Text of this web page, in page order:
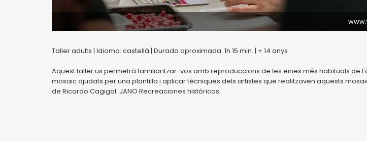
Taller adults | Idioma: castellà | Durada aproximada: 1h 15 min. | + 14 anys
Aquest taller us permetrà familiaritzar-vos amb reproduccions de les eines més habituals de
mosaic ajudats per una plantilla i aplicar tècniques dels artistes que realitzaven aquests
de Ricardo Cagigal. JANO Recreaciones históricas.